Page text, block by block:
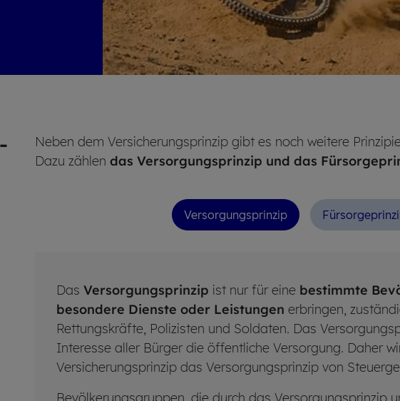
Neben dem Versicherungsprinzip gibt es noch weitere
Dazu zählen das Versorgungsprinzip und das
Ver­sor­gungs­prin­zip
Das Versorgungsprinzip ist nur für eine bestimmte
besondere Dienste oder Leistungen erbringen,
Rettungskräfte, Polizisten und Soldaten. Das
Interesse aller Bürger die öffentliche Versorgung. Daher
Versicherungsprinzip das Versorgungsprinzip von